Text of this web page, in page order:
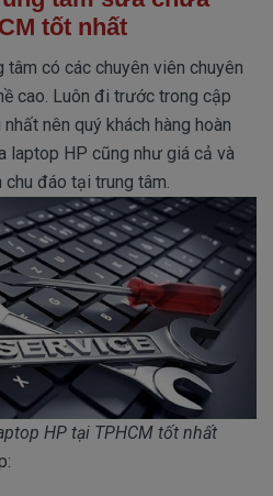
tốt nhất
có các chuyên viên chuyên
cao. Luôn đi trước trong cập
nên quý khách hàng hoàn
laptop HP cũng như giá cả và
đáo tại trung tâm.
HP tại TPHCM tốt nhất